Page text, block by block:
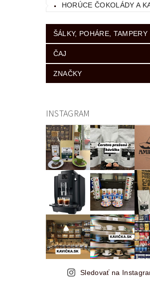
HORÚCE ČOKOLÁDY A
ŠÁLKY, POHÁRE, TAMPERY
ČAJ
ZNAČKY
INSTAGRAM
Sledovať na